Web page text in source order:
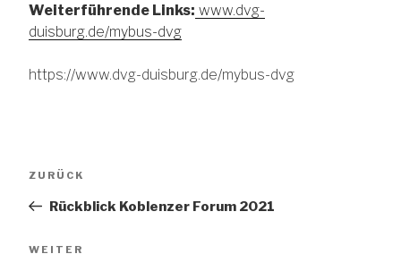
Weiterführende Links: www.dvg-
duisburg.de/mybus-dvg
https://www.dvg-duisburg.de/mybus-dvg
Vorheriger
ZURÜCK
Rückblick Koblenzer Forum 2021
Nächster
WEITER